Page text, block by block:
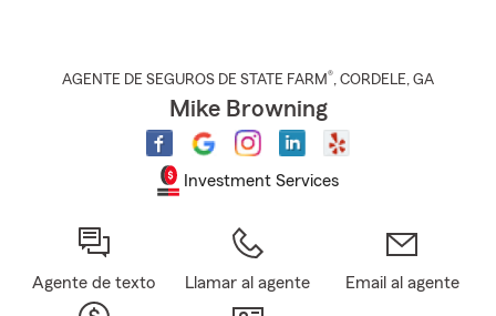
AGENTE DE SEGUROS DE STATE FARM®, CORDELE, GA
Mike Browning
Investment Services
Agente de texto Llamar al agente Email al agente